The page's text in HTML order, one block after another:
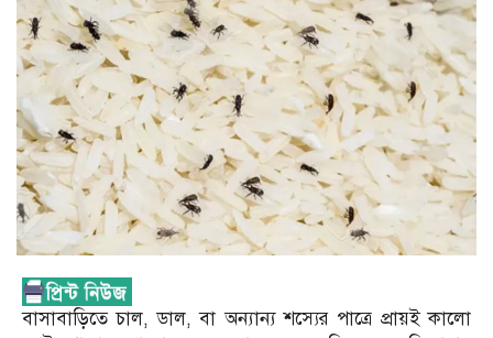
বাসাবাড়িতে চাল, ডাল, বা অন্যান্য শস্যের পাত্রে প্রায়ই কালো